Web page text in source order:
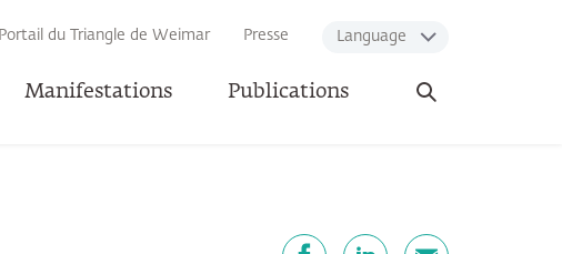
Portail du Triangle de Weimar Presse Language
Manifestations Publications
Ouvrir
la